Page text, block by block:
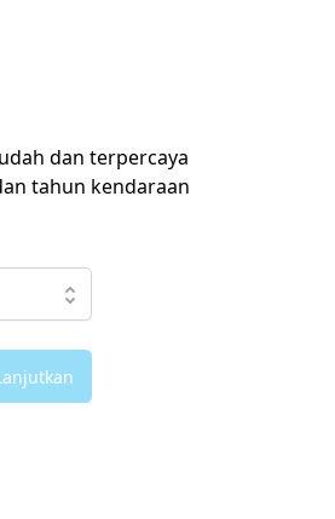
dan terpercaya
tahun kendaraan